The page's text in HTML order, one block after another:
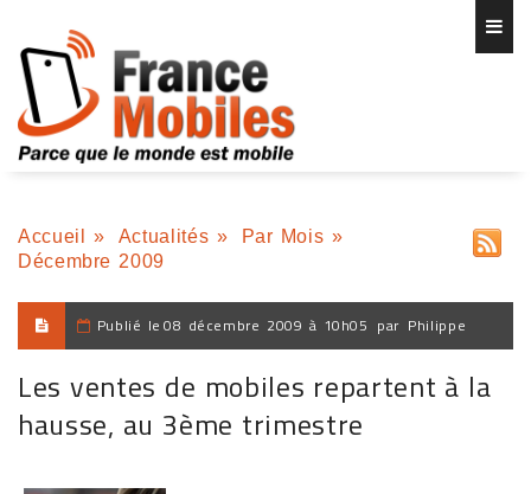
Accueil » Actualités » Par Mois »
Décembre 2009
Publié le 08 décembre 2009 à 10h05 par Philippe
Les ventes de mobiles repartent à la
hausse, au 3ème trimestre